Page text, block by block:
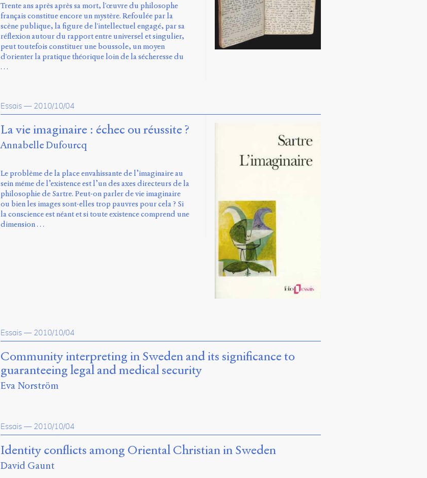
Trente ans après après sa mort, l'œuvre du philosophe
français constitue encore un mystère. Refoulée par la
scène publique, la figure de l'intellectuel engagé, par sa
réflexion autour du rapport entre universel et singulier,
peut toutefois constituer une boussole, un moyen
d'orienter la pratique théorique loin de la sécheresse du
…
Essais — 2010/10/04
La vie imaginaire : échec ou réussite ?
Annabelle Dufourcq
Le problème de la place envahissante de l’imaginaire au
sein même de l’existence est l’un des axes directeurs de la
philosophie de Sartre. Peut-on parler de vie imaginaire
ou bien les images sont-elles trop pauvres pour cela ? Si
la conscience est néant et si toute existence comprend une
dimension …
Essais — 2010/10/04
Community interpreting in Sweden and its significance to
guaranteeing legal and medical security
Eva Norström
Essais — 2010/10/04
Identity conflicts among Oriental Christian in Sweden
David Gaunt